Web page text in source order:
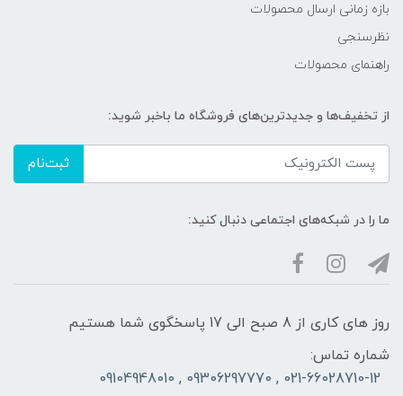
بازه زمانی ارسال محصولات
نظرسنجی
راهنمای محصولات
از تخفیف‌ها و جدیدترین‌های فروشگاه ما باخبر شوید:
ثبت‌نام
ما را در شبکه‌های اجتماعی دنبال کنید:
روز های کاری از 8 صبح الی 17 پاسخگوی شما هستیم
شماره تماس:
021-66028710-12 , 09306297770 , 09104948010